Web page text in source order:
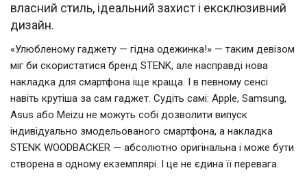
власний стиль, ідеальний захист і ексклюзивний
дизайн.
«Улюбленому гаджету — гідна одежинка!» — таким девізом
міг би скористатися бренд STENK, але насправді нова
накладка для смартфона іще краща. І в певному сенсі
навіть крутіша за сам гаджет. Судіть самі: Apple, Samsung,
Asus або Meizu не можуть собі дозволити випуск
індивідуально змодельованого смартфона, а накладка
STENK WOODBACKER — абсолютно оригінальна і може бути
створена в одному екземплярі. І це не єдина її перевага.